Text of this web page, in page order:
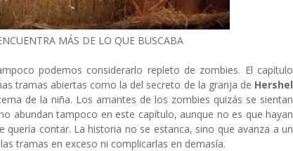
MÁS DE LO QUE BUSCABA
podemos considerarlo repleto de zombies. El capítulo
tramas abiertas como la del secreto de la granja de Hershel
de la niña. Los amantes de los zombies quizás se sientan
abundan tampoco en este capítulo, aunque no es que hayan
quería contar. La historia no se estanca, sino que avanza a un
tramas en exceso ni complicarlas en demasía.